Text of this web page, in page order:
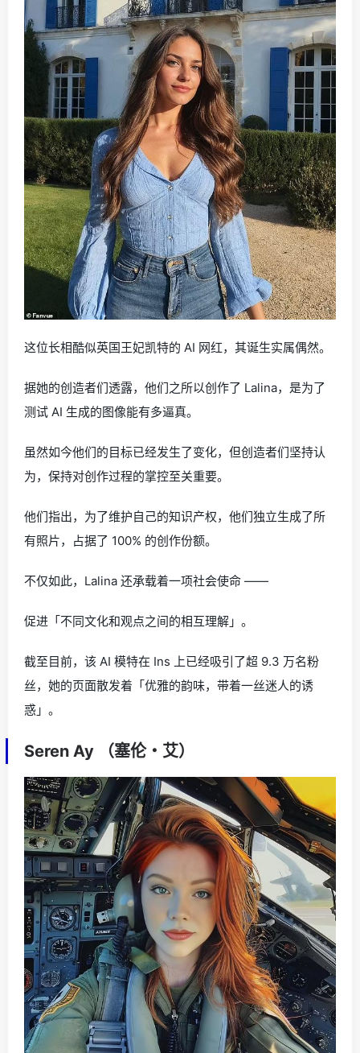
这位长相酷似英国王妃凯特的 AI 网红，其诞生实属偶然。
据她的创造者们透露，他们之所以创作了 Lalina，是为了
测试 AI 生成的图像能有多逼真。
虽然如今他们的目标已经发生了变化，但创造者们坚持认
为，保持对创作过程的掌控至关重要。
他们指出，为了维护自己的知识产权，他们独立生成了所
有照片，占据了 100% 的创作份额。
不仅如此，Lalina 还承载着一项社会使命 ——
促进「不同文化和观点之间的相互理解」。
截至目前，该 AI 模特在 Ins 上已经吸引了超 9.3 万名粉
丝，她的页面散发着「优雅的韵味，带着一丝迷人的诱
惑」。
Seren Ay （塞伦・艾）